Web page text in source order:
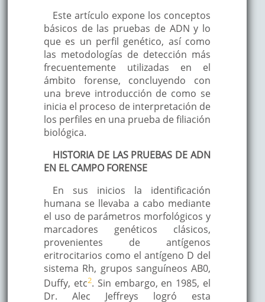
Este artículo expone los conceptos
básicos de las pruebas de ADN y lo
que es un perfil genético, así como
las metodologías de detección más
frecuentemente utilizadas en el
ámbito forense, concluyendo con
una breve introducción de como se
inicia el proceso de interpretación de
los perfiles en una prueba de filiación
biológica.
HISTORIA DE LAS PRUEBAS DE ADN
EN EL CAMPO FORENSE
En sus inicios la identificación
humana se llevaba a cabo mediante
el uso de parámetros morfológicos y
marcadores genéticos clásicos,
provenientes de antígenos
eritrocitarios como el antígeno D del
sistema Rh, grupos sanguíneos AB0,
Duffy, etc2. Sin embargo, en 1985, el
Dr. Alec Jeffreys logró esta